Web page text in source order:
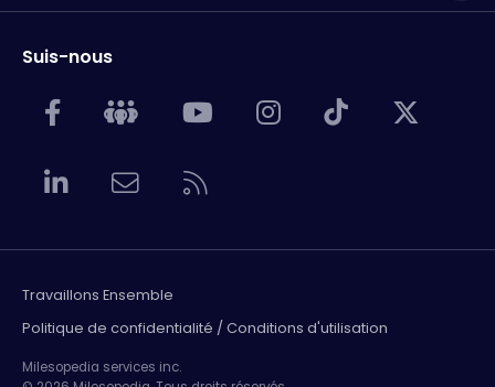
Suis-nous
Travaillons Ensemble
Politique de confidentialité / Conditions d'utilisation
Milesopedia services inc.